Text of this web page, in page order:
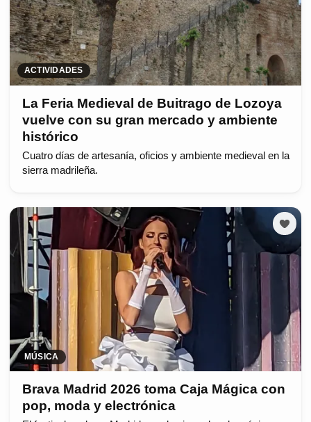
ACTIVIDADES
La Feria Medieval de Buitrago de Lozoya
vuelve con su gran mercado y ambiente
histórico
Cuatro días de artesanía, oficios y ambiente medieval en la
sierra madrileña.
MÚSICA
Brava Madrid 2026 toma Caja Mágica con
pop, moda y electrónica